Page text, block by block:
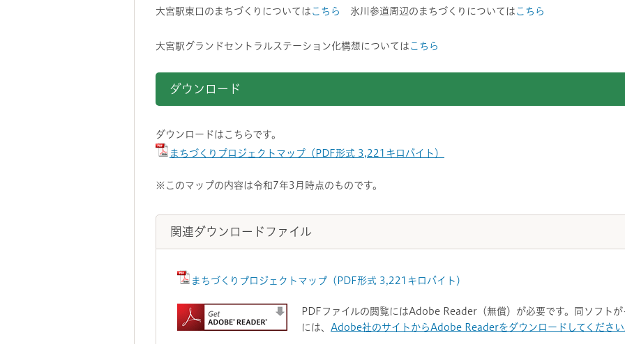
大宮駅東口のまちづくりについては こちら 氷川参道周辺のまちづくりについては こちら
大宮駅グランドセントラルステーション化構想については こちら
ダウンロード
ダウンロードはこちらです。
まちづくりプロジェクトマップ（PDF形式 3,221キロバイト）
※このマップの内容は令和7年3月時点のものです。
関連ダウンロードファイル
まちづくりプロジェクトマップ（PDF形式 3,221キロバイト）
PDFファイルの閲覧にはAdobe Reader（無償）が必要です。同ソフト
には、 Adobe社のサイトからAdobe Readerをダウンロードしてくださ